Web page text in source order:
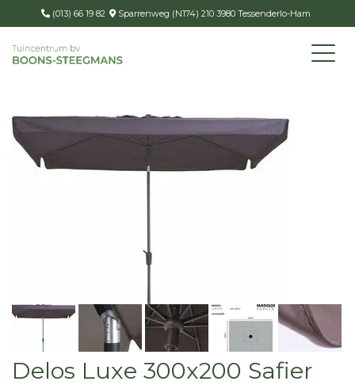
(013) 66 19 82 Sparrenweg (N174) 210 3980 Tessenderlo-Ham
Delos Luxe 300x200 Safier